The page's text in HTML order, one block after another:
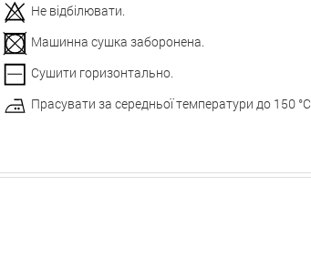
Не відбілювати.
Машинна сушка заборонена.
Сушити горизонтально.
Прасувати за середньої температури до 150 °С